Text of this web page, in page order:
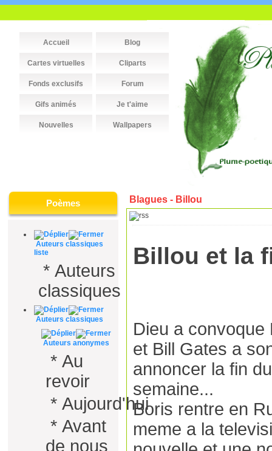
Accueil Blog
Cartes virtuelles Cliparts
Fonds exclusifs Forum
Gifs animés Je t'aime
Nouvelles Wallpapers
Poèmes
Auteurs classiques
liste
* Auteurs
classiques
Auteurs classiques
Auteurs anonymes
* Au
revoir
* Aujourd'hui
* Avant
de nous
Blagues - Billou
Billou et la
Dieu a convoque
et Bill Gates a
annoncer la fin
semaine...
Boris rentre en
meme a la